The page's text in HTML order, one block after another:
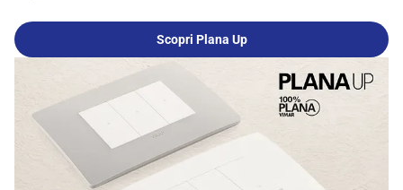
Scopri Plana Up